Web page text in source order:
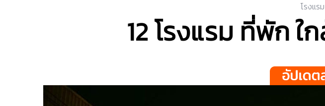
โรงแร
12 โรงแรม ที่พัก ใ